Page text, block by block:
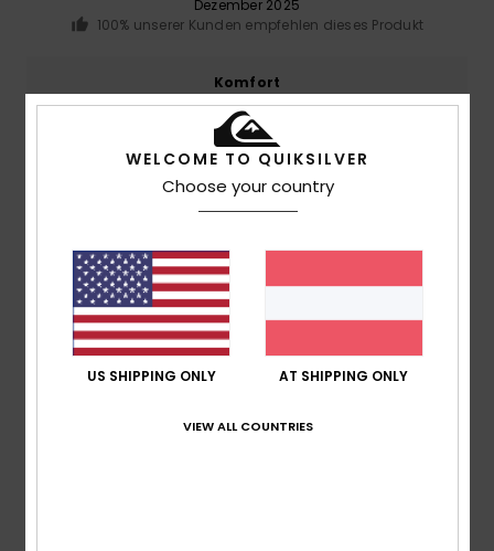
Dezember 2025
100% unserer Kunden empfehlen dieses Produkt
Komfort
5.0
Preis-Leistungs-Verhältnis
4.7
Größe
Zu klein Zu groß
4.7
Farbe
WELCOME TO QUIKSILVER
Choose your country
US SHIPPING ONLY AT SHIPPING ONLY
VIEW ALL COUNTRIES